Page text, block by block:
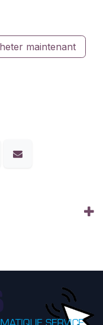
maintenant